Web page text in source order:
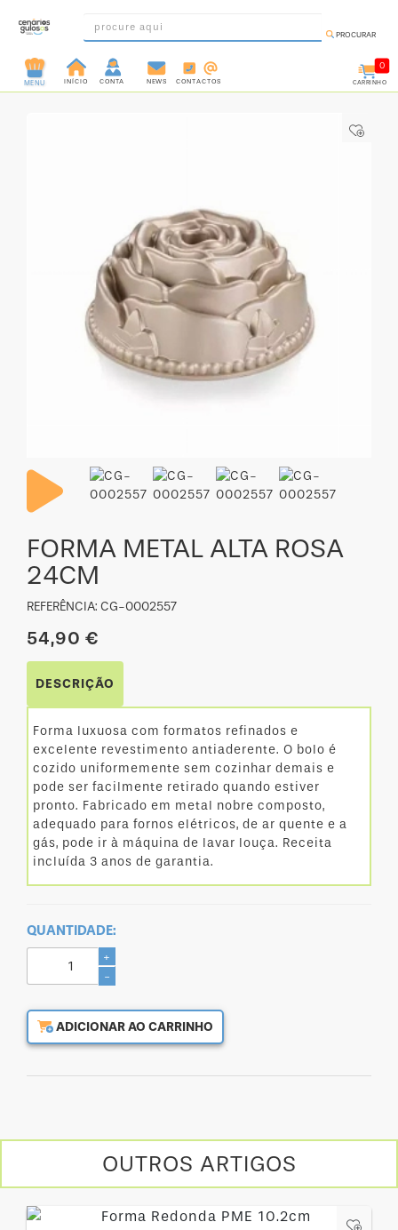
UTENSÍLIOS
DECORAÇÃO
DESCARTÁVEIS
PROCURAR
MENU INÍCIO CONTA NEWS CONTACTOS
0
CARRINHO
FORMA METAL ALTA ROSA
24CM
REFERÊNCIA: CG-0002557
54,90 €
DESCRIÇÃO
Forma luxuosa com formatos refinados e
excelente revestimento antiaderente. O bolo é
cozido uniformemente sem cozinhar demais e
pode ser facilmente retirado quando estiver
pronto. Fabricado em metal nobre composto,
adequado para fornos elétricos, de ar quente e a
gás, pode ir à máquina de lavar louça. Receita
incluída 3 anos de garantia.
QUANTIDADE:
+
-
ADICIONAR AO CARRINHO
OUTROS ARTIGOS